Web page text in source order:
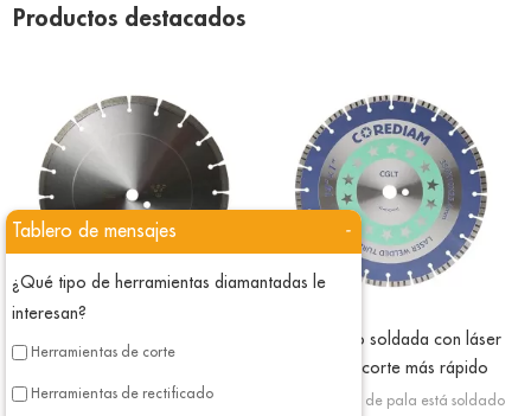
Productos destacados
Diamond Concrete Blade está
Hoja turbo soldada con láser
para un corte más rápido
El tipo turbo de pala está soldado
Tablero de mensajes -
¿Qué tipo de herramientas diamantadas le
interesan?
Herramientas de corte
Herramientas de rectificado